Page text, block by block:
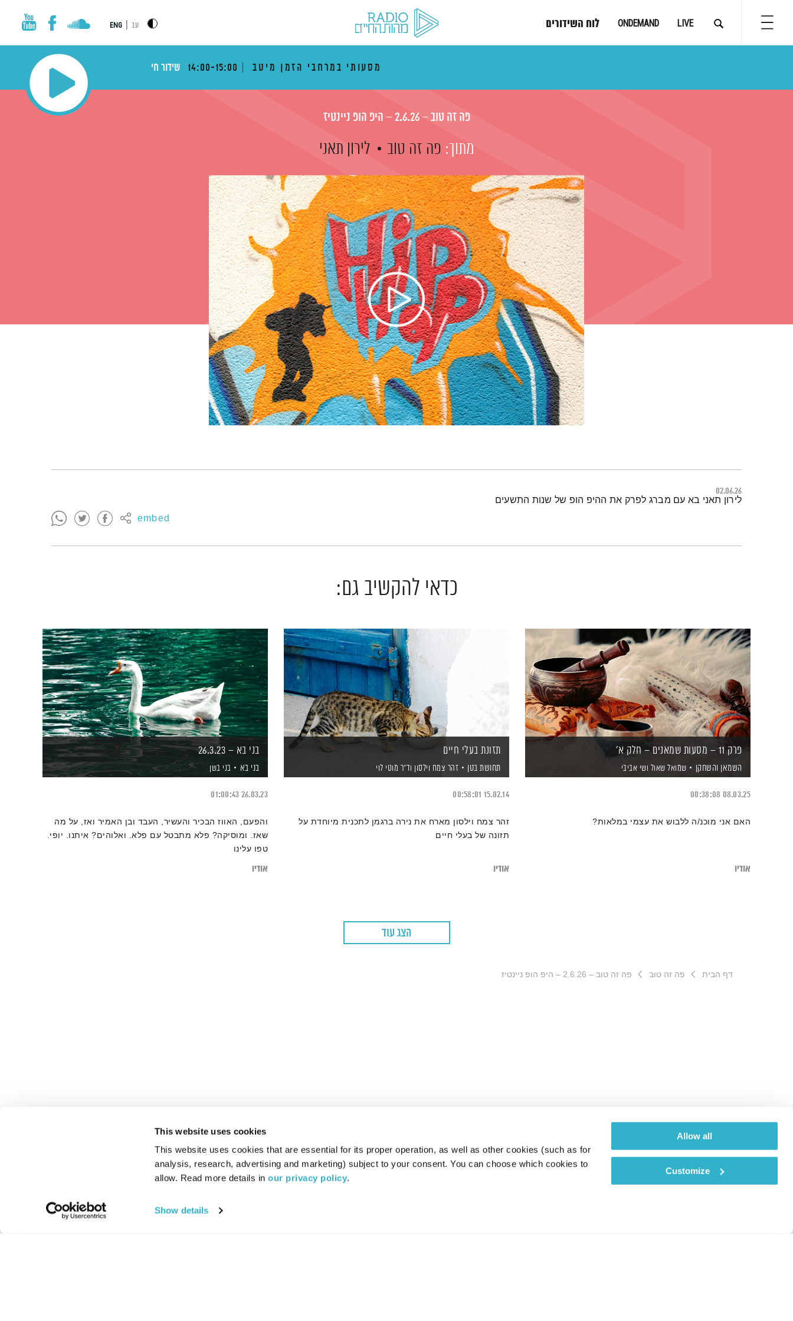
This website uses cookies
This website uses cookies that are essential for its proper operation, as well as other cookies (such as for
analysis, research, advertising and marketing) subject to your consent. You can choose which cookies to
allow. Read more details in our privacy policy.
Show details
Allow all
Customize
LIVE
ONDEMAND לוח השידורים עב ENG
מסעותי במרחבי הזמן מיטב 14:00-15:00 שידור חי
פה זה טוב – 2.6.26 – היפ הופ ניינטיז
מתוך: פה זה טוב לירון תאני
02.06.26
embed
תמצית הפודקאסט
לירון תאני בא עם מברג לפרק את ההיפ הופ של שנות התשעים
כדאי להקשיב גם:
פרק 11 – מסעות שמאנים – חלק א'
השמאן והשחקן שמואל שאול ושי אביבי
08.03.25
00:38:08
האם אני מוכנ/ה ללבוש את עצמי במלאות?
אודיו
תזונת בעלי חיים
תחושת בטן זהר צמח וילסון וד"ר מוטי לוי
15.02.14
00:58:01
זהר צמח וילסון מארח את נירה ברגמן לתכנית מיוחדת על
תזונה של בעלי חיים
אודיו
בני בא – 26.3.23
בני בא בני בשן
26.03.23
01:00:43
והפעם, האווז הבכיר והעשיר, העבד ובן האמיר ואז, על מה
שאז. ומוסיקה? פלא מתבטל עם פלא. ואלוהים? איתנו. יופי.
טפו עלינו
אודיו
הצג עוד
דף הבית פה זה טוב פה זה טוב – 2.6.26 – היפ הופ ניינטיז